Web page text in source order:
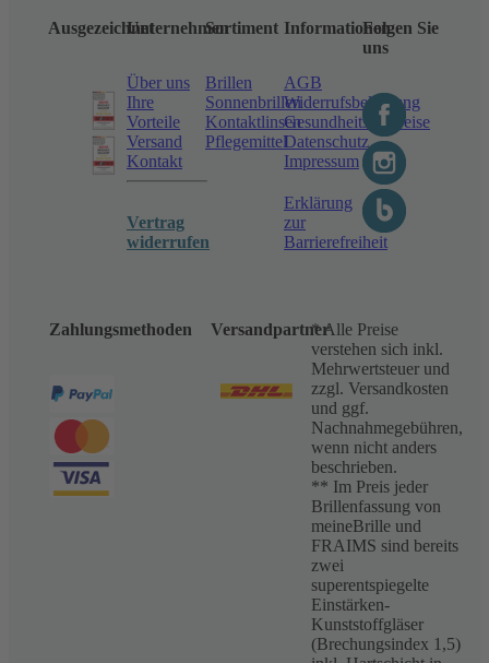
AusgezeichnetUnternehmen
Über uns
Ihre
Vorteile
Versand
Kontakt
Vertrag
widerrufen
Sortiment
Brillen
Sonnenbrillen
Kontaktlinsen
Pflegemittel
Informationen
AGB
Widerrufsbelehrung
Gesundheitshinweise
Datenschutz
Impressum
Erklärung
zur
Barrierefreiheit
Folgen Sie
uns
Zahlungsmethoden Versandpartner* Alle Preise
verstehen sich inkl.
Mehrwertsteuer und
zzgl. Versandkosten
und ggf.
Nachnahmegebühren,
wenn nicht anders
beschrieben.
** Im Preis jeder
Brillenfassung von
meineBrille und
FRAIMS sind bereits
zwei
superentspiegelte
Einstärken-
Kunststoffgläser
(Brechungsindex 1,5)